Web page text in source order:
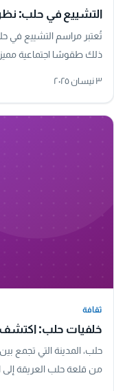
التشييع في حلب: نظرة
تُعتبر مراسم التشييع في
ذلك طقوسًا اجتماعية
٣ نيسان ٢٠٢٥
ثقافة
خلفيات حلب: اكتشف
حلب، المدينة التي تجمع
من قلعة حلب العريقة إلى